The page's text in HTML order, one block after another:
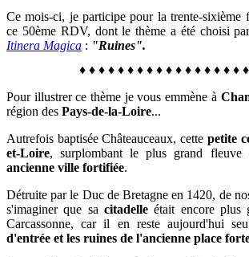
Ce mois-ci, je participe pour la trente-sixième
ce 50ème RDV, dont le thème a été choisi
Itinera Magica : "Ruines".
♦ ♦ ♦ ♦ ♦ ♦ ♦ ♦ ♦ ♦ ♦ ♦ ♦ ♦ ♦ ♦ ♦ ♦
Pour illustrer ce thème je vous emmène à
région des Pays-de-la-Loire...
Autrefois baptisée Châteauceaux, cette petite
et-Loire, surplombant le plus grand fleuve
ancienne ville fortifiée.
Détruite par le Duc de Bretagne en 1420, de
s'imaginer que sa citadelleétait encore plus
Carcassonne, car il en reste aujourd'hui
d'entrée et les ruines de l'ancienne place